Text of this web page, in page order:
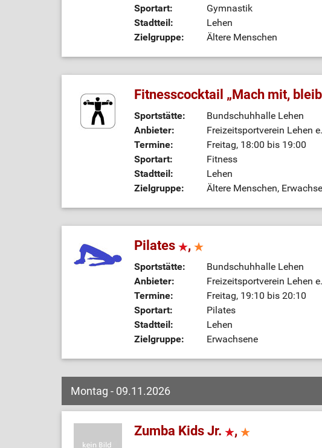
Sportart:
Gymnastik
Stadtteil:
Lehen
Zielgruppe:
Ältere Menschen
Fitnesscocktail „Mach mit,
Sportstätte:
Bundschuhhalle Lehen
Anbieter:
Freizeitsportverein Lehen
Termine:
Freitag, 18:00 bis 19:00
Sportart:
Fitness
Stadtteil:
Lehen
Zielgruppe:
Ältere Menschen,
Pilates ,
Sportstätte:
Bundschuhhalle Lehen
Anbieter:
Freizeitsportverein Lehen
Termine:
Freitag, 19:10 bis 20:10
Sportart:
Pilates
Stadtteil:
Lehen
Zielgruppe:
Erwachsene
Montag - 09.11.2026
Zumba Kids Jr. ,